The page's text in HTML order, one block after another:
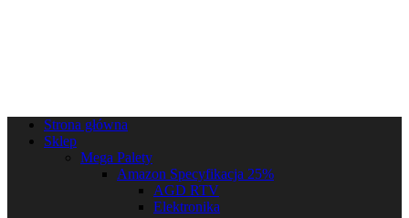
Strona główna
Sklep
Mega Palety
Amazon Specyfikacja 25%
AGD RTV
Elektronika